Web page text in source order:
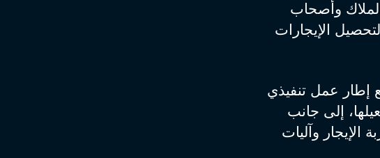
وأصحاب
الإيجارات
إطار عمل تنفيذي
إلى جانب
الإيجار وآليات